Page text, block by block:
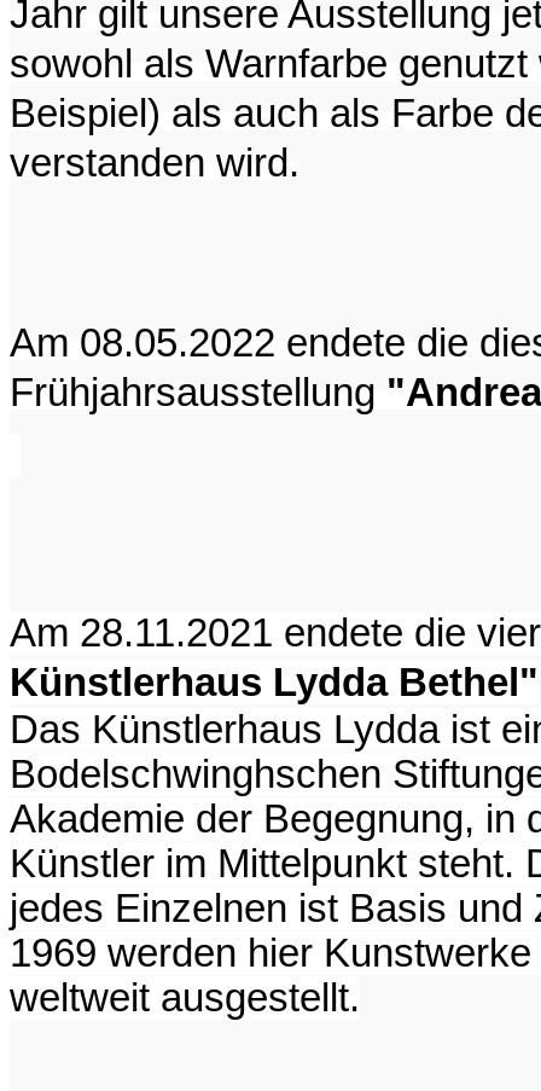
Jahr gilt unsere Ausstellung
sowohl als Warnfarbe
Beispiel) als auch als Farbe
verstanden wird.
Am 08.05.2022 endete die
Frühjahrsausstellung
Am 28.11.2021 endete die
Künstlerhaus Lydda Bethel"
Das Künstlerhaus Lydda ist
Bodelschwinghschen
Akademie der Begegnung, in
Künstler im Mittelpunkt steht.
jedes Einzelnen ist Basis und
1969 werden hier
weltweit ausgestellt.